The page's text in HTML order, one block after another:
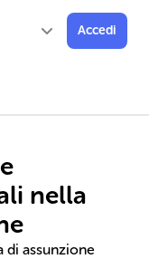
Accedi
nella
di assunzione